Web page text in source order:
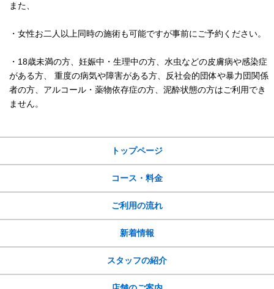
また、
・女性お二人以上同時の施術も可能ですが事前にご予約ください。
・18歳未満の方、妊娠中・生理中の方、水虫などの皮膚病や感染症
がある方、 重度の病気や障害がある方、反社会的団体や暴力団関係
者の方、アルコール・薬物依存症の方、泥酔状態の方はご利用でき
ません。
トップページ
コース・料金
ご利用の流れ
新着情報
スタッフの紹介